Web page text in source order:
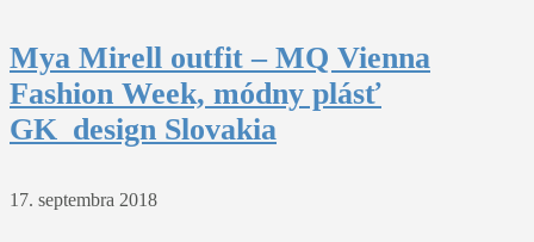
Mya Mirell outfit – MQ Vienna
Fashion Week, módny plásť
GK_design Slovakia
17. septembra 2018